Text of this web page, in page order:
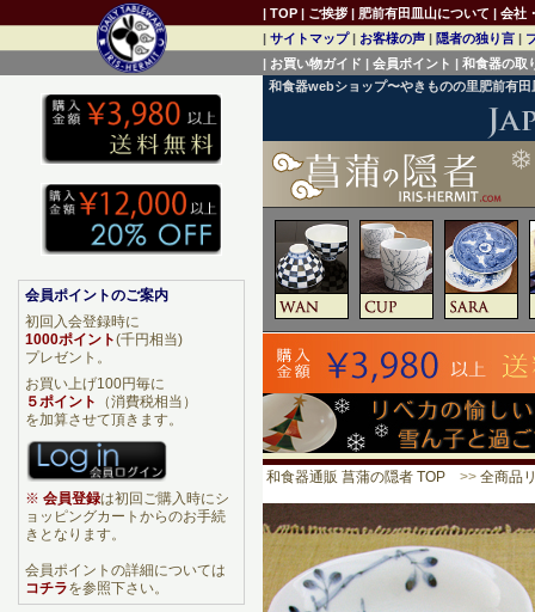
和食器webショップ〜やきものの里肥前有
和食器通販 菖蒲の隠者 TOP >> 全商品
会員ポイントのご案内
初回入会登録時に
1000ポイント(千円相当)
プレゼント。
お買い上げ100円毎に
５ポイント
（消費税相当）
を加算させて頂きます。
※ 会員登録は初回ご購入時にシ
ョッピングカートからのお手続
きとなります。
会員ポイントの詳細については
コチラを参照下さい。
| TOP | ご挨拶 | 肥前有田皿山について | 会社
| サイトマップ| お客様の声 | 隠者の独り言 |
| お買い物ガイド | 会員ポイント | 和食器の取